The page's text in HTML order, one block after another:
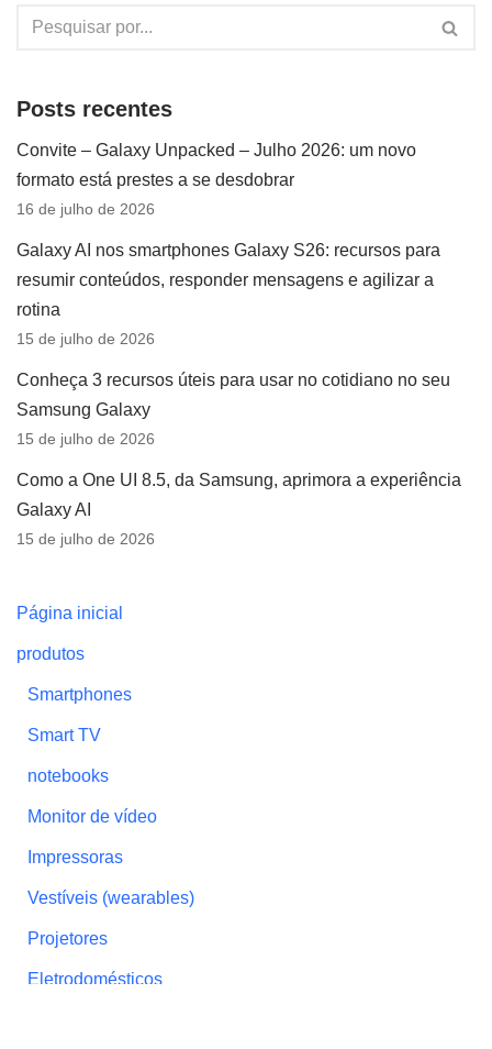
Posts recentes
Convite – Galaxy Unpacked – Julho 2026: um novo
formato está prestes a se desdobrar
16 de julho de 2026
Galaxy AI nos smartphones Galaxy S26: recursos para
resumir conteúdos, responder mensagens e agilizar a
rotina
15 de julho de 2026
Conheça 3 recursos úteis para usar no cotidiano no seu
Samsung Galaxy
15 de julho de 2026
Como a One UI 8.5, da Samsung, aprimora a experiência
Galaxy AI
15 de julho de 2026
Página inicial
produtos
Smartphones
Smart TV
notebooks
Monitor de vídeo
Impressoras
Vestíveis (wearables)
Projetores
Eletrodomésticos